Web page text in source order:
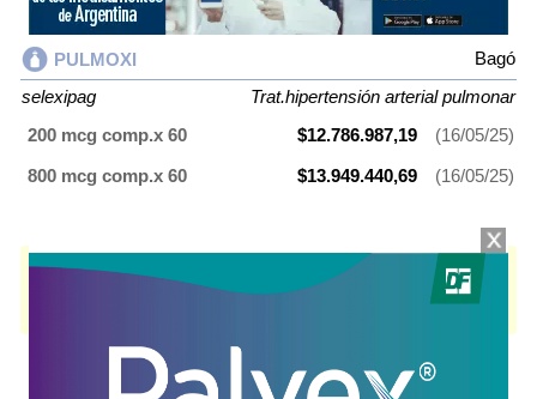
PULMOXI
Bagó
selexipag
Trat.hipertensión arterial pulmonar
200 mcg comp.x 60
$12.786.987,19
(16/05/25)
800 mcg comp.x 60
$13.949.440,69 (16/05/25)
PULMOXIcontiene
Trat.hipertensión arterial
. Es producido porBagóy cuenta con 2 presentaciones